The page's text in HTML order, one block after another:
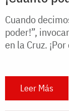
Cuando
poder!”,
en la Cruz.
Leer Más